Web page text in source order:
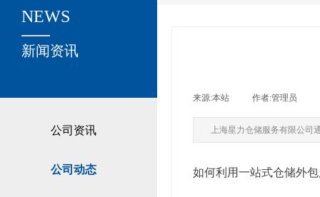
公司资讯
公司动态
关于我们
新闻资讯
NEWS
来源:本站 作者:管理员
上海星力仓储服务有限公
如何利用一站式仓储外